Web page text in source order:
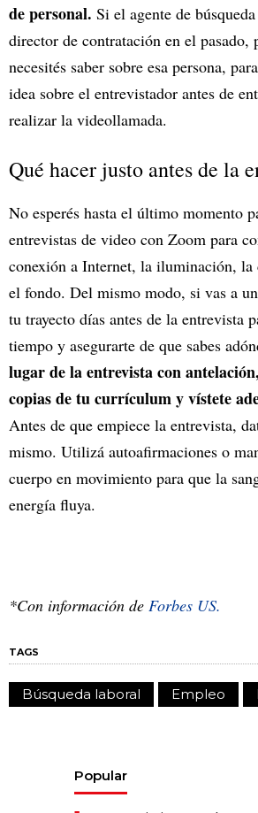
de personal. Si el agente de
director de contratación en el pasado,
necesités saber sobre esa persona,
idea sobre el entrevistador antes de
realizar la videollamada.
Qué hacer justo antes de la
No esperés hasta el último momento
entrevistas de video con Zoom para
conexión a Internet, la iluminación,
el fondo. Del mismo modo, si vas a
tu trayecto días antes de la entrevista
tiempo y asegurarte de que sabes
lugar de la entrevista con
copias de tu currículum y vístete
Antes de que empiece la entrevista,
mismo. Utilizá autoafirmaciones o
cuerpo en movimiento para que la
energía fluya.
*Con información de Forbes US.
TAGS
Búsqueda laboral Empleo
Popular